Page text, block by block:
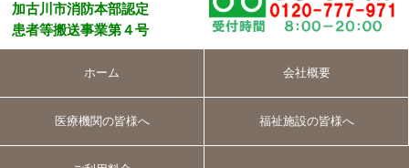
加古川市消防本部認定
患者等搬送事業第４号
ホーム 会社概要
医療機関の皆様へ 福祉施設の皆様へ